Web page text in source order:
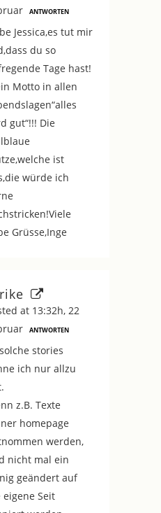
ANTWORTEN
Jessica,es tut mir
du so
Tage hast!
Motto in allen
gut“!!! Die
ist
würde ich
Grüsse,Inge
at 13:32h, 22
ANTWORTEN
solche stories
ich nur allzu
z.B. Texte
homepage
werden,
nicht mal ein
geändert auf
eigene Seit